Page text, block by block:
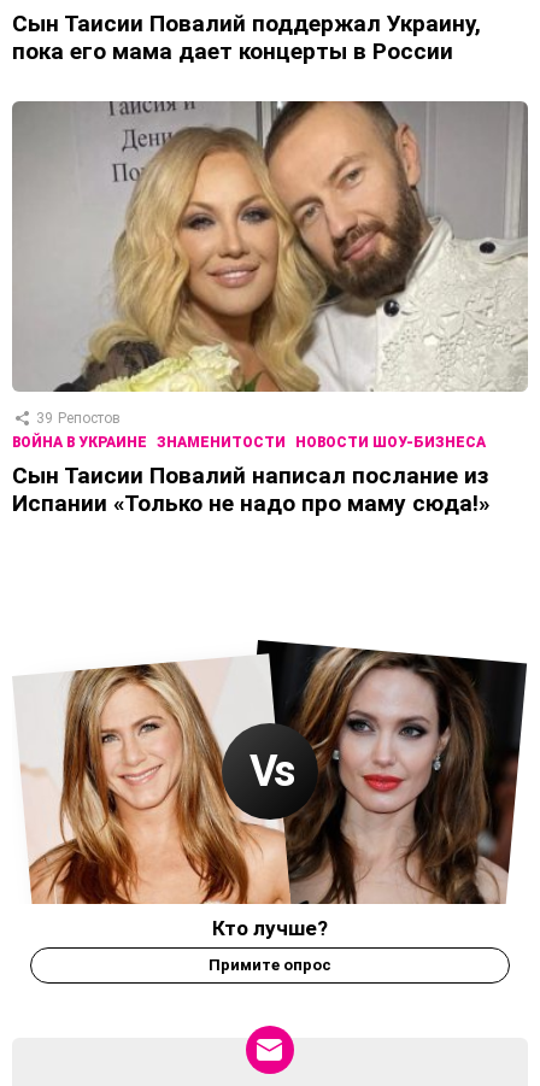
Сын Таисии Повалий поддержал Украину,
пока его мама дает концерты в России
39 Репостов
ВОЙНА В УКРАИНЕ
ЗНАМЕНИТОСТИ НОВОСТИ ШОУ-БИЗНЕСА
Сын Таисии Повалий написал послание из
Испании «Только не надо про маму сюда!»
Кто лучше?
Примите опрос